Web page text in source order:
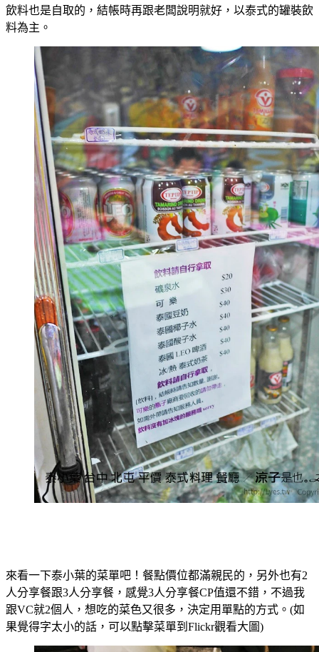
飲料也是自取的，結帳時再跟老闆說明就好，以泰式的罐裝飲
料為主。
來看一下泰小葉的菜單吧！餐點價位都滿親民的，另外也有2
人分享餐跟3人分享餐，感覺3人分享餐CP值還不錯，不過我
跟VC就2個人，想吃的菜色又很多，決定用單點的方式。(如
果覺得字太小的話，可以點擊菜單到Flickr觀看大圖)